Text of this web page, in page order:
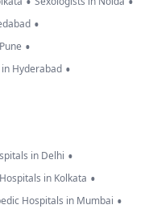
•
•
Hyderabad •
in Delhi •
in Kolkata •
Hospitals in Mumbai •